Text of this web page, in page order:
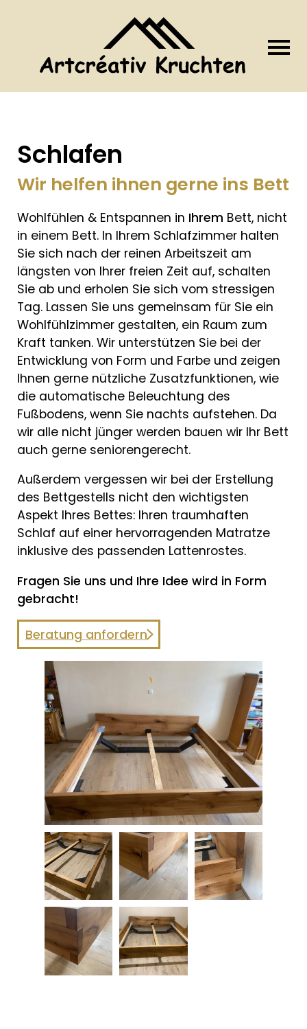
Schlafen
Wir helfen ihnen gerne ins Bett
Wohlfühlen & Entspannen in Ihrem Bett, nicht
in einem Bett. In Ihrem Schlafzimmer halten
Sie sich nach der reinen Arbeitszeit am
längsten von Ihrer freien Zeit auf, schalten
Sie ab und erholen Sie sich vom stressigen
Tag. Lassen Sie uns gemeinsam für Sie ein
Wohlfühlzimmer gestalten, ein Raum zum
Kraft tanken. Wir unterstützen Sie bei der
Entwicklung von Form und Farbe und zeigen
Ihnen gerne nützliche Zusatzfunktionen, wie
die automatische Beleuchtung des
Fußbodens, wenn Sie nachts aufstehen. Da
wir alle nicht jünger werden bauen wir Ihr Bett
auch gerne seniorengerecht.
Außerdem vergessen wir bei der Erstellung
des Bettgestells nicht den wichtigsten
Aspekt Ihres Bettes: Ihren traumhaften
Schlaf auf einer hervorragenden Matratze
inklusive des passenden Lattenrostes.
Fragen Sie uns und Ihre Idee wird in Form
gebracht!
Beratung anfordern